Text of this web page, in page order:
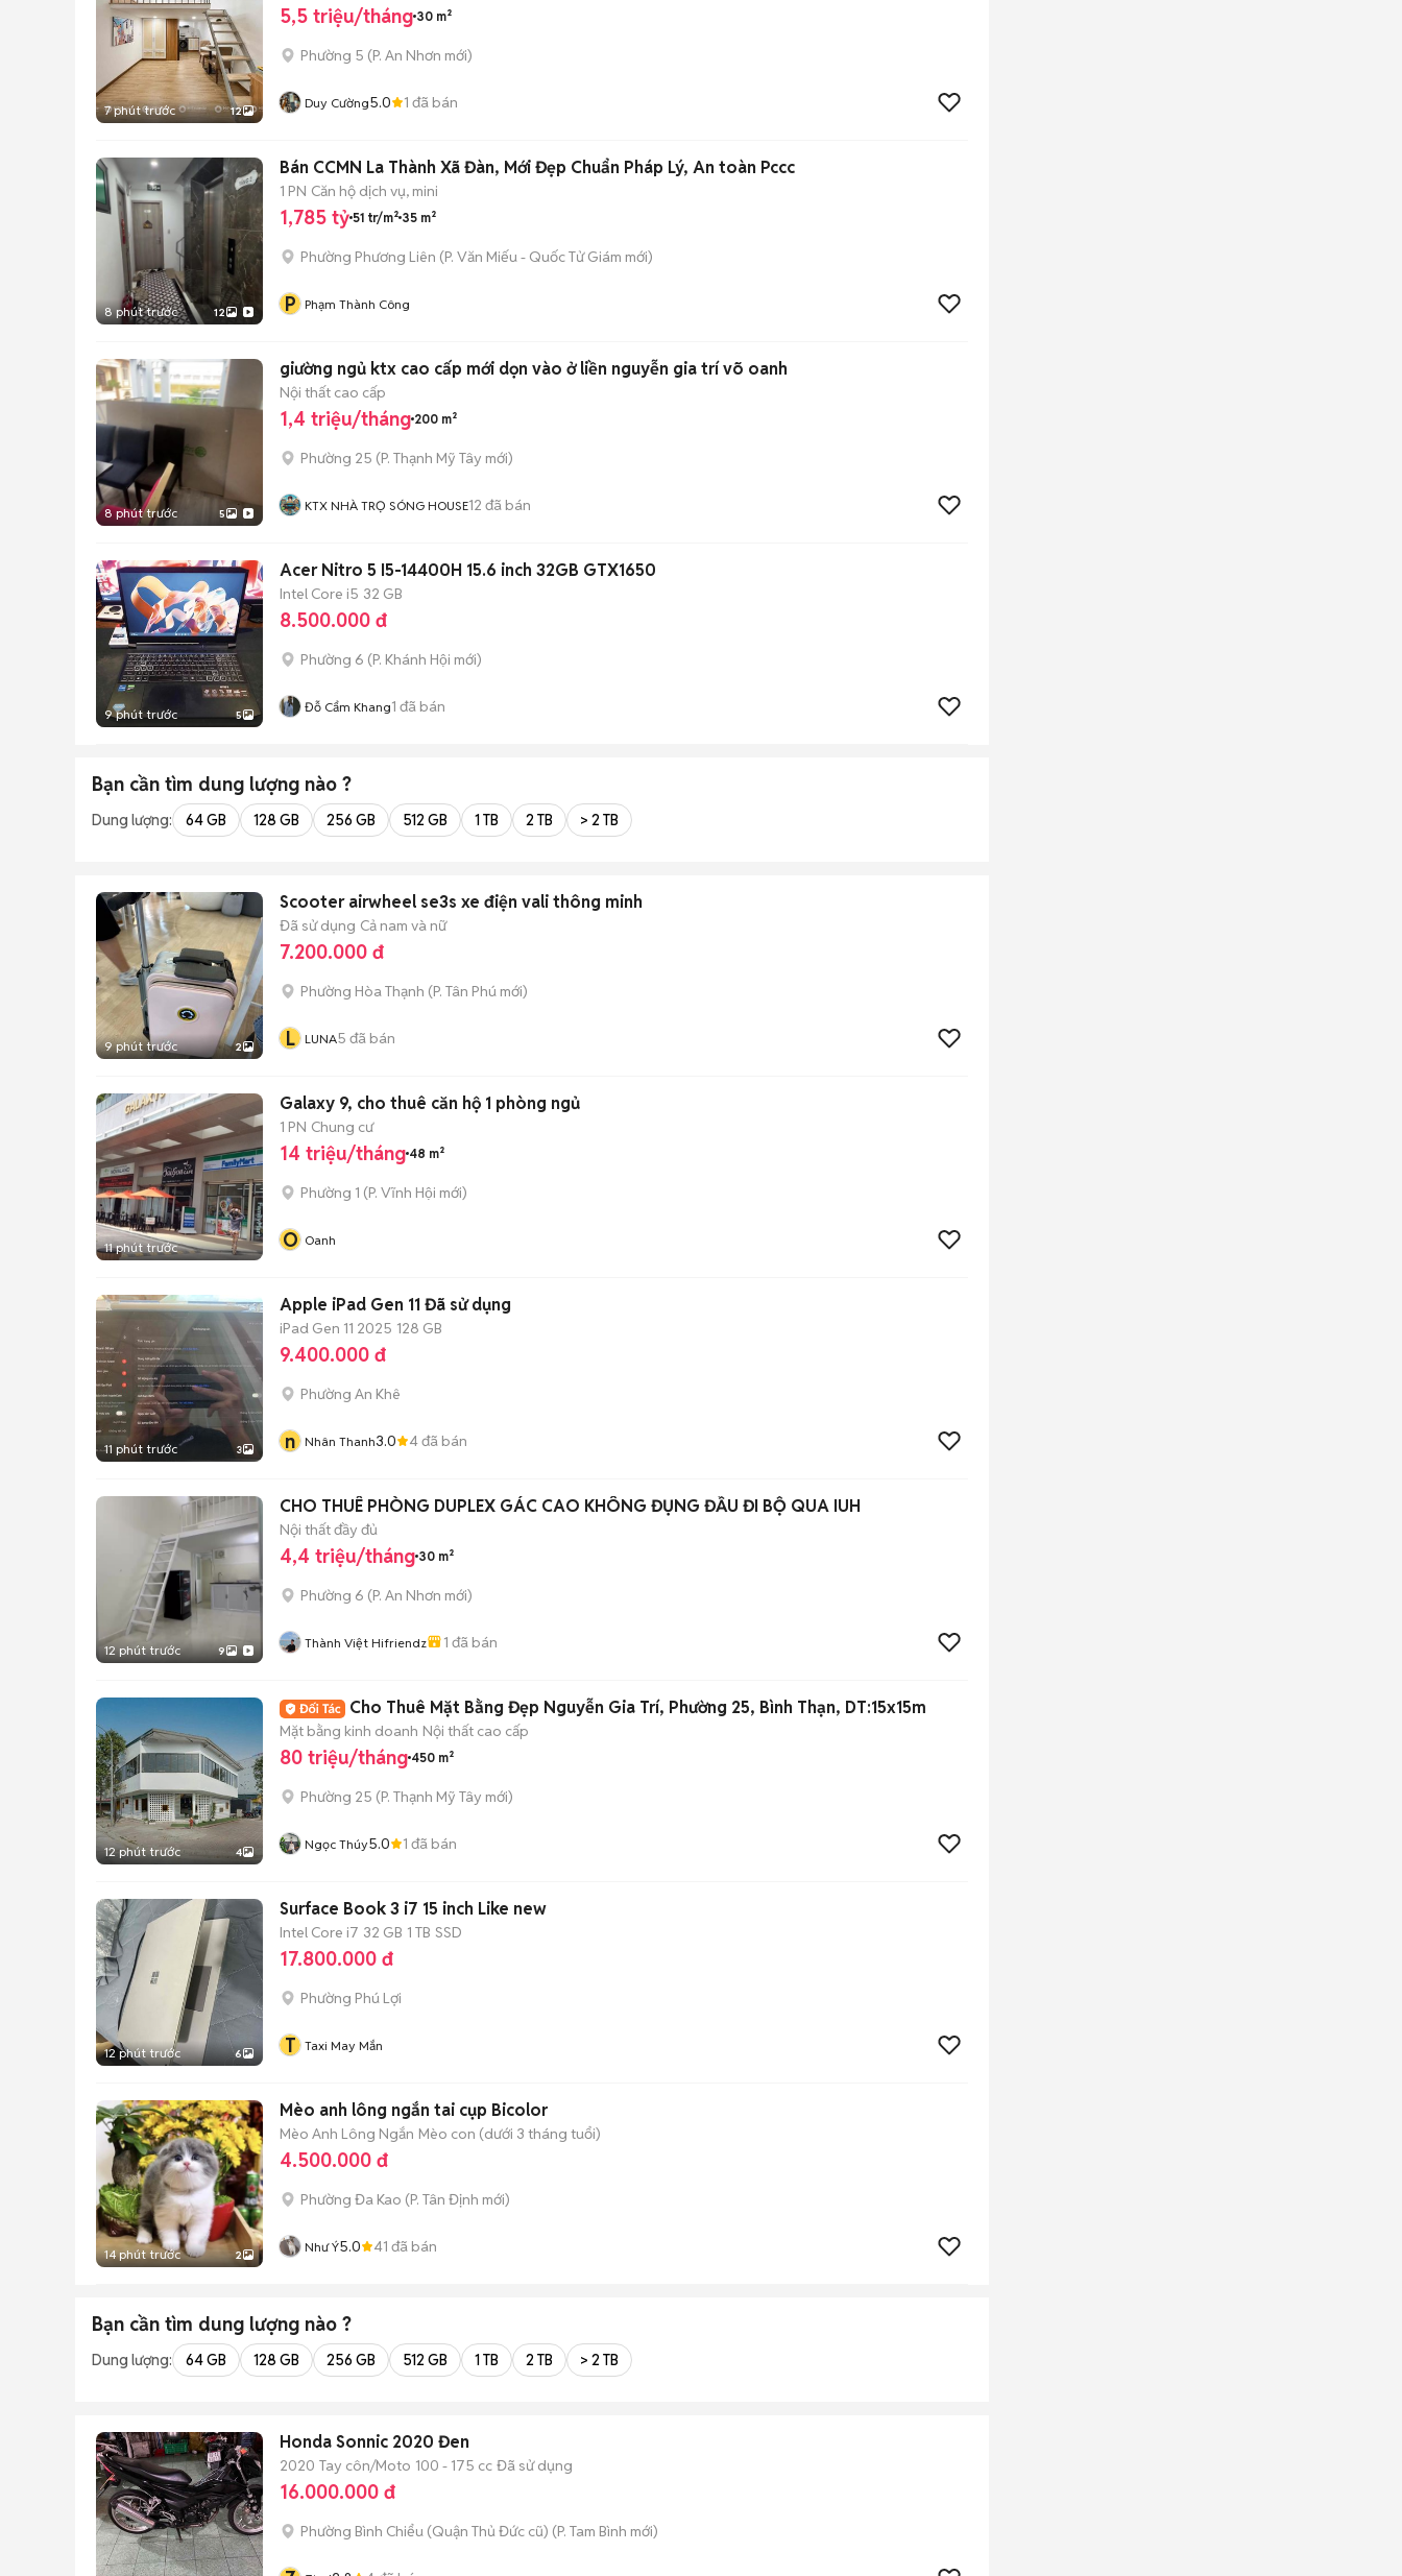
7 phút trước 12
5,5 triệu/tháng 30 m²
Phường 5 (P. An Nhơn mới)
Duy Cường5.0 1 đã bán
8 phút trước 12
Bán CCMN La Thành Xã Đàn, Mới Đẹp Chuẩn Pháp Lý, An toàn Pccc
1 PN Căn hộ dịch vụ, mini
1,785 tỷ 51 tr/m² 35 m²
Phường Phương Liên (P. Văn Miếu - Quốc Tử Giám mới)
P Phạm Thành Công
8 phút trước 5
giường ngủ ktx cao cấp mới dọn vào ở liền nguyễn gia trí võ oanh
Nội thất cao cấp
1,4 triệu/tháng 200 m²
Phường 25 (P. Thạnh Mỹ Tây mới)
KTX NHÀ TRỌ SÓNG HOUSE12 đã bán
9 phút trước 5
Acer Nitro 5 I5-14400H 15.6 inch 32GB GTX1650
Intel Core i5 32 GB
8.500.000 đ
Phường 6 (P. Khánh Hội mới)
Đỗ Cẩm Khang1 đã bán
Bạn cần tìm dung lượng nào ?
Dung lượng: 64 GB 128 GB 256 GB 512 GB 1 TB 2 TB > 2 TB
9 phút trước 2
Scooter airwheel se3s xe điện vali thông minh
Đã sử dụng Cả nam và nữ
7.200.000 đ
Phường Hòa Thạnh (P. Tân Phú mới)
L LUNA5 đã bán
11 phút trước
Galaxy 9, cho thuê căn hộ 1 phòng ngủ
1 PN Chung cư
14 triệu/tháng 48 m²
Phường 1 (P. Vĩnh Hội mới)
O Oanh
11 phút trước 3
Apple iPad Gen 11 Đã sử dụng
iPad Gen 11 2025 128 GB
9.400.000 đ
Phường An Khê
n Nhân Thanh3.0 4đã bán
12 phút trước 9
CHO THUÊ PHÒNG DUPLEX GÁC CAO KHÔNG ĐỤNG ĐẦU ĐI BỘ QUA IUH
Nội thất đầy đủ
4,4 triệu/tháng 30 m²
Phường 6 (P. An Nhơn mới)
Thành Việt Hifriendz 1 đã bán
12 phút trước 4
Cho Thuê Mặt Bằng Đẹp Nguyễn Gia Trí, Phường 25, Bình Thạn, DT:15x15m
Mặt bằng kinh doanh Nội thất cao cấp
80 triệu/tháng 450 m²
Phường 25 (P. Thạnh Mỹ Tây mới)
Ngọc Thúy5.0 1 đã bán
12 phút trước 6
Surface Book 3 i7 15 inch Like new
Intel Core i7 32 GB 1 TB SSD
17.800.000 đ
Phường Phú Lợi
T Taxi May Mắn
14 phút trước 2
Mèo anh lông ngắn tai cụp Bicolor
Mèo Anh Lông Ngắn Mèo con (dưới 3 tháng tuổi)
4.500.000 đ
Phường Đa Kao (P. Tân Định mới)
Như Ý5.0 41 đã bán
Bạn cần tìm dung lượng nào ?
Dung lượng: 64 GB 128 GB 256 GB 512 GB 1 TB 2 TB > 2 TB
Honda Sonnic 2020 Đen
2020 Tay côn/Moto 100 - 175 cc Đã sử dụng
16.000.000 đ
Phường Bình Chiểu (Quận Thủ Đức cũ) (P. Tam Bình mới)